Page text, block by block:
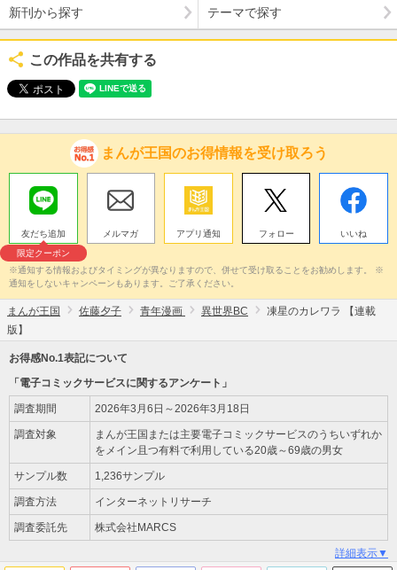
新刊から探す テーマで探す
この作品を共有する
まんが王国のお得情報を受け取ろう
友だち追加
限定クーポン
メルマガ アプリ通知 フォロー いいね
※通知する情報およびタイミングが異なりますので、併せて受け取ることをお勧めします。 ※
通知をしないキャンペーンもあります。ご了承ください。
まんが王国 佐藤夕子 青年漫画 異世界BC
凍星のカレワラ 【連載
版】
お得感No.1表記について
「電子コミックサービスに関するアンケート」
調査期間 2026年3月6日～2026年3月18日
調査対象
まんが王国または主要電子コミックサービスのうちいずれか
をメイン且つ有料で利用している20歳～69歳の男女
サンプル数 1,236サンプル
調査方法 インターネットリサーチ
調査委託先 株式会社MARCS
詳細表示▼